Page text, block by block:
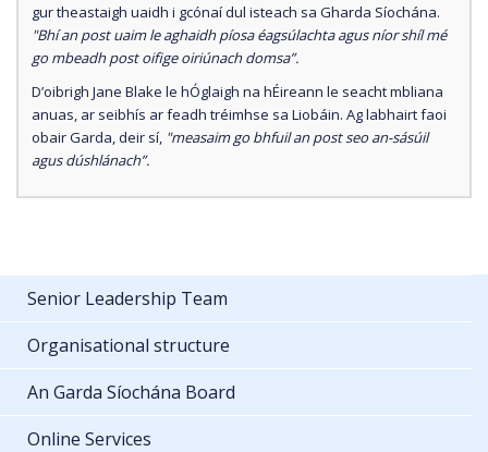
gur theastaigh uaidh i gcónaí dul isteach sa Gharda Síochána.
"Bhí an post uaim le aghaidh píosa éagsúlachta agus níor shíl mé
go mbeadh post oifige oiriúnach domsa”.
D’oibrigh Jane Blake le hÓglaigh na hÉireann le seacht mbliana
anuas, ar seibhís ar feadh tréimhse sa Liobáin. Ag labhairt faoi
obair Garda, deir sí, "measaim go bhfuil an post seo an-sásúil
agus dúshlánach”.
Senior Leadership Team
Organisational structure
An Garda Síochána Board
Online Services